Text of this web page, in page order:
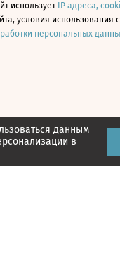
данным
в
использует IP адреса,
условия использования
персональных